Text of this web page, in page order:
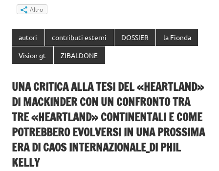
Altro
autori contributi esterni DOSSIER la Fionda
Vision gt ZIBALDONE
UNA CRITICA ALLA TESI DEL «HEARTLAND»
DI MACKINDER CON UN CONFRONTO TRA
TRE «HEARTLAND» CONTINENTALI E COME
POTREBBERO EVOLVERSI IN UNA PROSSIMA
ERA DI CAOS INTERNAZIONALE_DI PHIL
KELLY